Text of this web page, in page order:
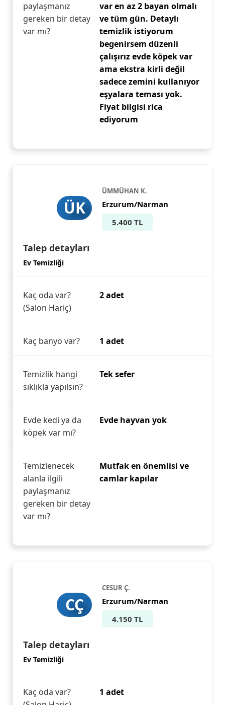
paylaşmanız
gereken bir detay
var mı?
var en az 2 bayan olmalı
ve tüm gün. Detaylı
temizlik istiyorum
begenirsem düzenli
çalışırız evde köpek var
ama ekstra kirli değil
sadece zemini kullanıyor
eşyalara teması yok.
Fiyat bilgisi rica
ediyorum
ÜK
ÜMMÜHAN K.
Erzurum/Narman
5.400 TL
Talep detayları
Ev Temizliği
Kaç oda var?
(Salon Hariç)
2 adet
Kaç banyo var? 1 adet
Temizlik hangi
sıklıkla yapılsın?
Tek sefer
Evde kedi ya da
köpek var mı?
Evde hayvan yok
Temizlenecek
alanla ilgili
paylaşmanız
gereken bir detay
var mı?
Mutfak en önemlisi ve
camlar kapılar
CÇ
CESUR Ç.
Erzurum/Narman
4.150 TL
Talep detayları
Ev Temizliği
Kaç oda var?
1 adet